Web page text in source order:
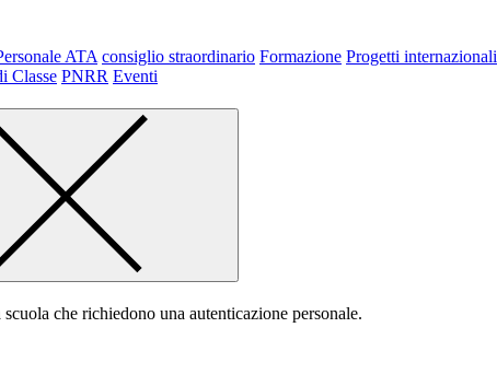
ATA consiglio straordinario Formazione Progetti internazionali
Classe PNRR Eventi
che richiedono una autenticazione personale.